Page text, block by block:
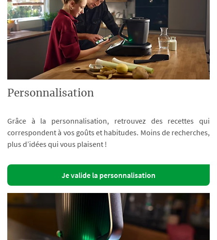
Personnalisation
Grâce à la personnalisation, retrouvez des recettes qui
correspondent à vos goûts et habitudes. Moins de recherches,
plus d’idées qui vous plaisent !
Je valide la personnalisation